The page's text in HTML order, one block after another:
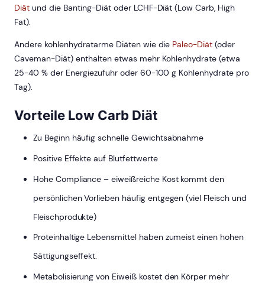
Diätund die Banting-Diät oder LCHF-Diät (Low Carb, High
Fat).
Andere kohlenhydratarme Diäten wie die Paleo-Diät (oder
Caveman-Diät) enthalten etwas mehr Kohlenhydrate (etwa
25-40 % der Energiezufuhr oder 60-100 g Kohlenhydrate pro
Tag).
Vorteile Low Carb Diät
Zu Beginn häufig schnelle Gewichtsabnahme
Positive Effekte auf Blutfettwerte
Hohe Compliance – eiweißreiche Kost kommt den
persönlichen Vorlieben häufig entgegen (viel Fleisch und
Fleischprodukte)
Proteinhaltige Lebensmittel haben zumeist einen hohen
Sättigungseffekt.
Metabolisierung von Eiweiß kostet den Körper mehr